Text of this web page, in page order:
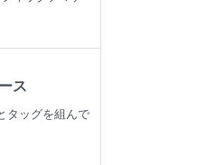
ス
タッグを組んで